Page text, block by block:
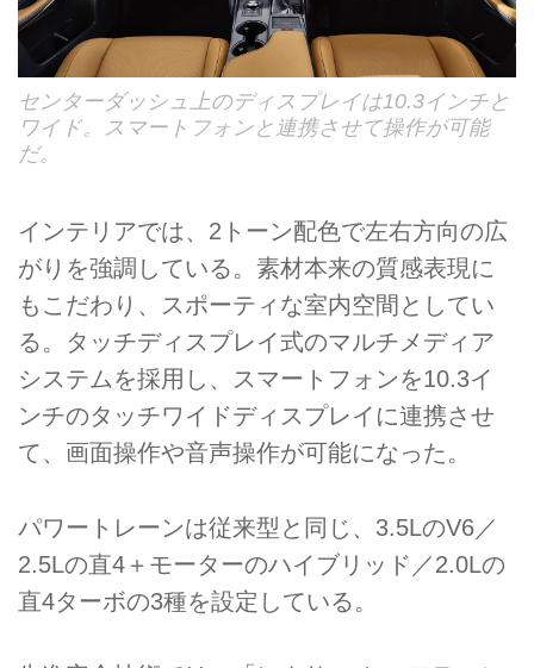
センターダッシュ上のディスプレイは10.3インチと
ワイド。スマートフォンと連携させて操作が可能
だ。
インテリアでは、2トーン配色で左右方向の広
がりを強調している。素材本来の質感表現に
もこだわり、スポーティな室内空間としてい
る。タッチディスプレイ式のマルチメディア
システムを採用し、スマートフォンを10.3イ
ンチのタッチワイドディスプレイに連携させ
て、画面操作や音声操作が可能になった。
パワートレーンは従来型と同じ、3.5LのV6／
2.5Lの直4＋モーターのハイブリッド／2.0Lの
直4ターボの3種を設定している。